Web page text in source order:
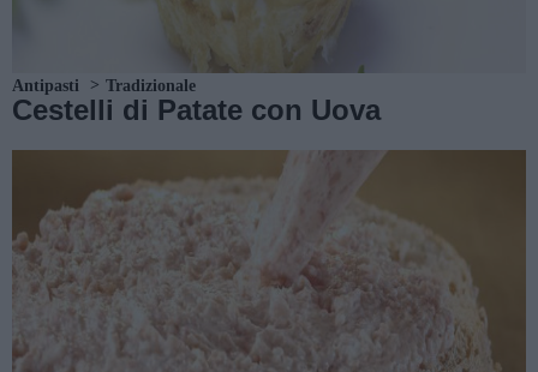
Antipasti Tradizionale
Cestelli di Patate con Uova